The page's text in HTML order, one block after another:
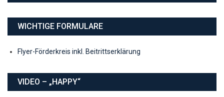
WICHTIGE FORMULARE
Flyer-Förderkreis inkl. Beitrittserklärung
VIDEO – „HAPPY“